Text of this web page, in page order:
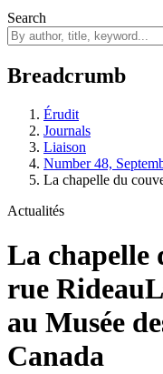
Search
Breadcrumb
Érudit
Journals
Liaison
Number 48,
La chapelle du
Actualités
La chapelle
rue Rideau
au Musée
Canada